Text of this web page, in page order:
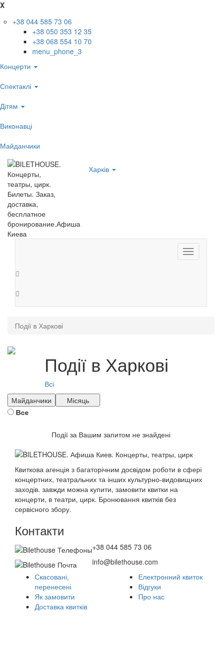
X
+38 044 585 73 06
+38 050 353 12 35
+38 068 554 10 70
menu_phone_3
Концерти
Спектаклі
Дітям
Виконавці
Майданчики
Харків
Toggle
navigation
Події в Харкові
Події в Харкові
Всі
Майданчики
Все
Місяць
Події за Вашим запитом не знайдені
Квиткова агенція з багаторічним досвідом роботи в сфері
концертних, театральних та інших культурно-видовищних
заходів. завжди можна купити, замовити квитки на
концерти, в театри, цирк. Бронювання квитків без
сервісного збору.
Контакти
+38 044 585 73 06
info@bilethouse.com
Скасовані,
перенесені
Як замовити
Доставка квитків
Електронний квиток
Відгуки
Про нас